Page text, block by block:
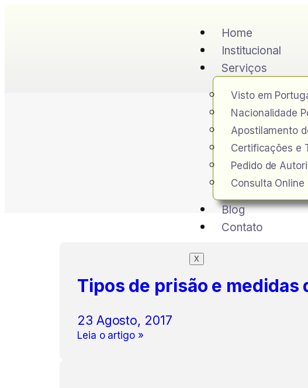
Home
Institucional
Serviços
Visto em
Nacionalidade
Apostilamento
Certificações e
Pedido de
Consulta Online
Blog
Contato
X
Tipos de prisão e medidas
23 Agosto, 2017
Leia o artigo »